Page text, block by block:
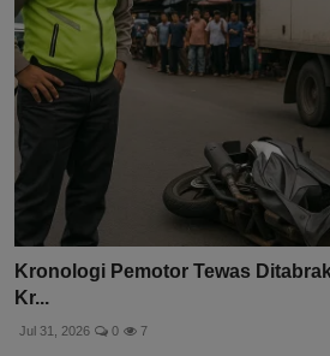
Kronologi Pemotor Tewas
Kr...
Jul 31, 2026 0 7